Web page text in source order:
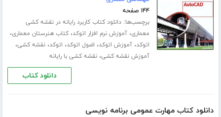
۱۴۴ صفحه
برچسب‌ها:دانلود کتاب کاربرد رایانه در نقشه کشی
معماری،آموزش نرم افزار اتوکد،کتاب هنرستان معماری،
اتوکد،آموزش اتوکد، اضول اتوکد، اتوکد،نقشه کشی،
آموزش نقشه کشی،نقشه کشی با رایانه
دانلود کتاب
دانلود کتاب مهارت عمومی برنامه نویسی